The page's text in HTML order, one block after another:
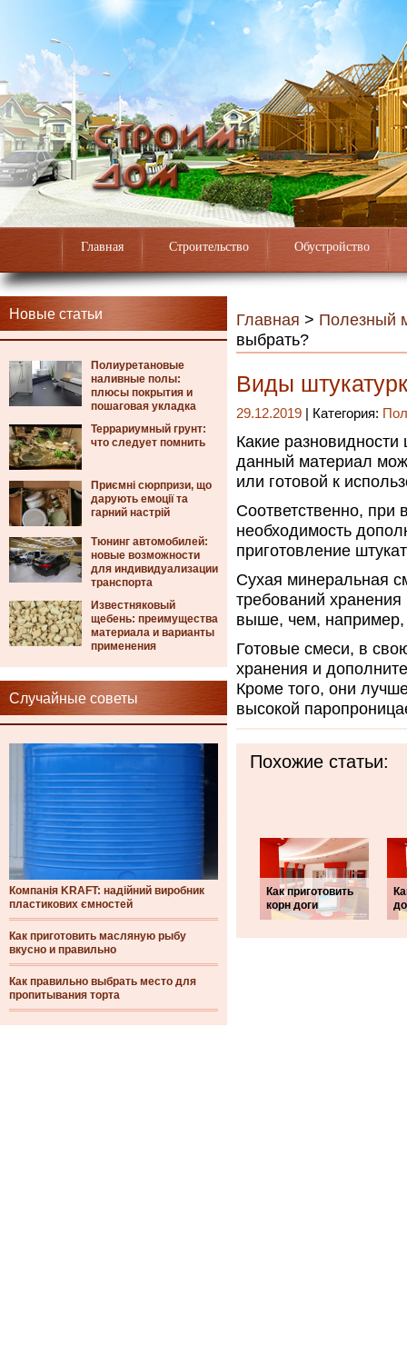
Главная Строительство Обустройство
Новые статьи
Полиуретановые
наливные полы:
плюсы покрытия и
пошаговая укладка
Террариумный грунт:
что следует помнить
Приємні сюрпризи, що
дарують емоції та
гарний настрій
Тюнинг автомобилей:
новые возможности
для индивидуализации
транспорта
Известняковый
щебень: преимущества
материала и варианты
применения
Случайные советы
Компанія KRAFT: надійний виробник
пластикових ємностей
Как приготовить масляную рыбу
вкусно и правильно
Как правильно выбрать место для
пропитывания торта
Главная > Полезный
выбрать?
Виды
29.12.2019 | Категория:
Какие
данный материал
или готовой к
Соответственно, при
необходимость
приготовление
Сухая минеральная
требований хранения
выше, чем, например,
Готовые смеси, в
хранения и
Кроме того, они
высокой
Похожие статьи:
Как приготовить
корн доги